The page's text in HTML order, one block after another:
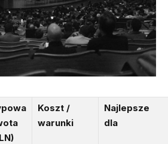
Koszt /
warunki
Najlepsze
dla